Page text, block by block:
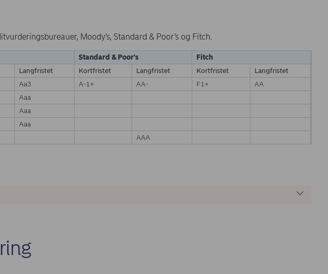
Moody’s, Standard & Poor’s og Fitch.
Standard & Poor's
Fitch
Langfristet Kortfristet Langfristet Kortfristet
Langfristet
Aa3 A-1+ AA- F1+
AA
Aaa
Aaa
Aaa
AAA